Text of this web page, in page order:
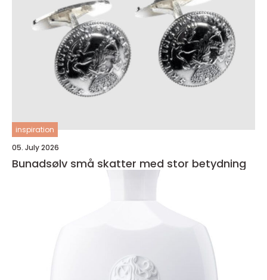
inspiration
05. July 2026
Bunadsølv små skatter med stor betydning